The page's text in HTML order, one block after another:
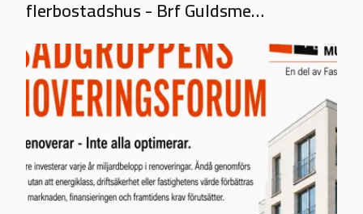
flerbostadshus - Brf Guldsme…